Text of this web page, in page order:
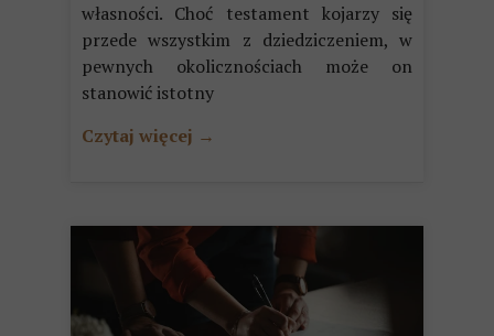
własności. Choć testament kojarzy się
przede wszystkim z dziedziczeniem, w
pewnych okolicznościach może on
stanowić istotny
Czytaj więcej →